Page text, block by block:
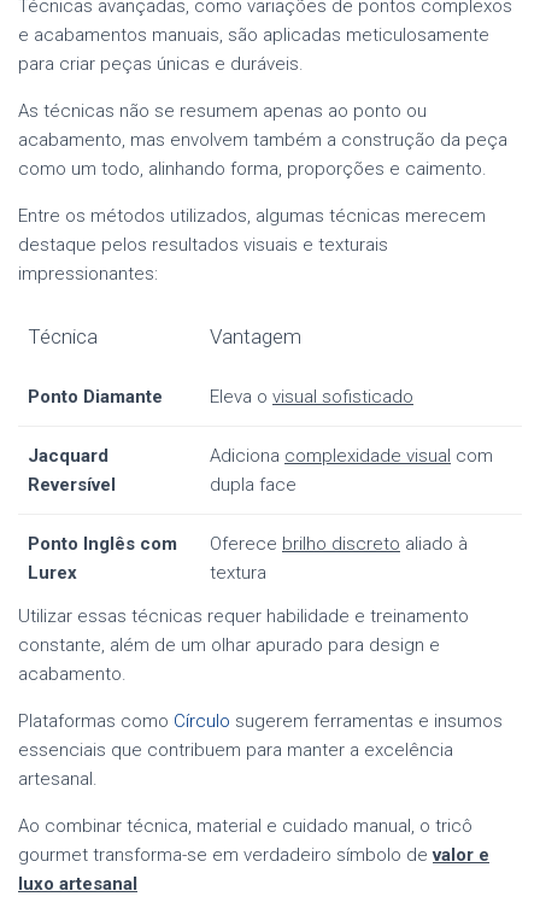
Técnicas avançadas, como variações de pontos complexos
e acabamentos manuais, são aplicadas meticulosamente
para criar peças únicas e duráveis.
As técnicas não se resumem apenas ao ponto ou
acabamento, mas envolvem também a construção da peça
como um todo, alinhando forma, proporções e caimento.
Entre os métodos utilizados, algumas técnicas merecem
destaque pelos resultados visuais e texturais
impressionantes:
Técnica Vantagem
Ponto Diamante Eleva o visual sofisticado
Jacquard
Reversível
Adiciona complexidade visual com
dupla face
Ponto Inglês com
Lurex
Oferece brilho discreto aliado à
textura
Utilizar essas técnicas requer habilidade e treinamento
constante, além de um olhar apurado para design e
acabamento.
Plataformas como Círculo sugerem ferramentas e insumos
essenciais que contribuem para manter a excelência
artesanal.
Ao combinar técnica, material e cuidado manual, o tricô
gourmet transforma-se em verdadeiro símbolo devalor e
luxo artesanal